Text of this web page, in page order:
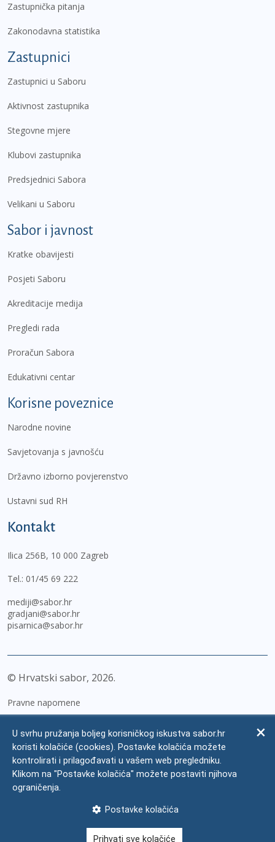
Zastupnička pitanja
Zakonodavna statistika
Zastupnici
Zastupnici u Saboru
Aktivnost zastupnika
Stegovne mjere
Klubovi zastupnika
Predsjednici Sabora
Velikani u Saboru
Sabor i javnost
Kratke obavijesti
Posjeti Saboru
Akreditacije medija
Pregledi rada
Proračun Sabora
Edukativni centar
Korisne poveznice
Narodne novine
Savjetovanja s javnošću
Državno izborno povjerenstvo
Ustavni sud RH
Kontakt
Ilica 256B, 10 000 Zagreb
Tel.: 01/45 69 222
mediji@sabor.hr
gradjani@sabor.hr
pisarnica@sabor.hr
© Hrvatski sabor, 2026
Pravne napomene
Zaštita osobnih podataka
Impressum
Česta pitanja
U svrhu pružanja boljeg korisničkog iskustva sabor.hr
koristi kolačiće (cookies). Postavke kolačića možete
kontrolirati i prilagođavati u vašem web pregledniku.
Klikom na "Postavke kolačića" možete postaviti njihova
ograničenja.
Postavke kolačića
Prihvati sve kolačiće